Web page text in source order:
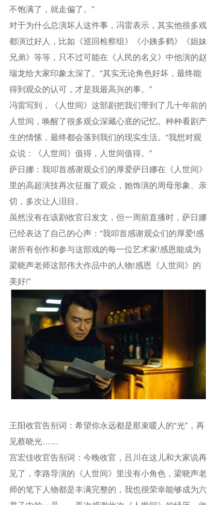
不饱满了，就走偏了。”
对于为什么总演坏人这件事，冯雷表示，其实他很多戏
都演过好人，比如《巡回检察组》《小姨多鹤》《姐妹
兄弟》等等，只不过可能在《人民的名义》中他演的赵
瑞龙给大家印象太深了。“其实无论角色好坏，最终能
得到观众的认可，才是我最高兴的事。”
冯雷写到，《人世间》这部剧把我们带到了几十年前的
人世间，唤醒了很多观众深藏心底的记忆。种种看剧产
生的情愫，最终都会落到我们的现实生活。“我想对观
众说：《人世间》值得，人世间值得。”
萨日娜：我叩首感谢观众们的厚爱萨日娜在《人世间》
里的高超演技再次征服了观众，她饰演的周母形象、亲
切，多次让人泪目。
虽然没有在该剧收官日发文，但一周前直播时，萨日娜
已经表达了自己的心声：“我叩首感谢观众们的厚爱!感
谢所有创作和参与这部戏的每一位艺术家!感恩能成为
梁晓声老师这部伟大作品中的人物!感恩《人世间》的
美好!”
王阳收官告别词：希望你永远都是那束暖人的“光”，再
见蔡晓光……
宫宏佳收官告别词：今晚收官，吕川在这儿和大家说再
见了，李路导演的《人世间》里没有小角色，梁晓声老
师的笔下人物都是丰满完整的，我也很荣幸能够成为六